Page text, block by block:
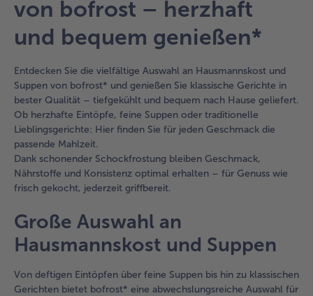
befinden
6
in
der
Liste.
von bofrost – herzhaft
und bequem genießen*
Entdecken Sie die vielfältige Auswahl an Hausmannskost und
Suppen von bofrost* und genießen Sie klassische Gerichte in
bester Qualität – tiefgekühlt und bequem nach Hause geliefert.
Ob herzhafte Eintöpfe, feine Suppen oder traditionelle
Lieblingsgerichte: Hier finden Sie für jeden Geschmack die
passende Mahlzeit.
Dank schonender Schockfrostung bleiben Geschmack,
Nährstoffe und Konsistenz optimal erhalten – für Genuss wie
frisch gekocht, jederzeit griffbereit.
Große Auswahl an
Hausmannskost und Suppen
Von deftigen Eintöpfen über feine Suppen bis hin zu klassischen
Gerichten bietet bofrost* eine abwechslungsreiche Auswahl für